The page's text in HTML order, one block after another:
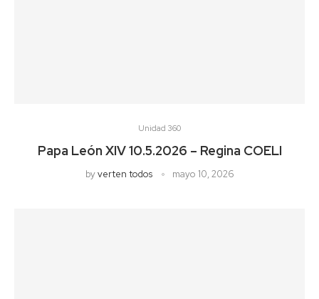
Unidad 360
Papa León XIV 10.5.2026 – Regina COELI
byverten todos mayo 10, 2026